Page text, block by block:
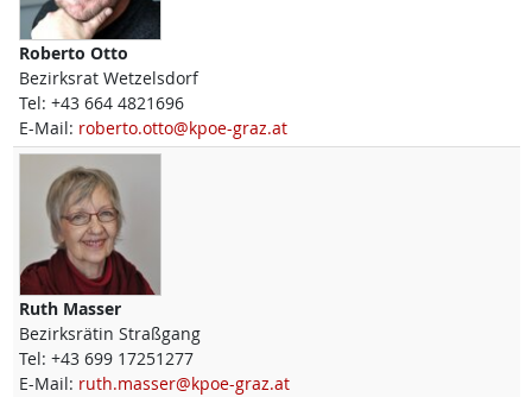
Roberto Otto
Bezirksrat Wetzelsdorf
Tel: +43 664 4821696
E-Mail: roberto.otto@kpoe-graz.at
Ruth Masser
Bezirksrätin Straßgang
Tel: +43 699 17251277
E-Mail: ruth.masser@kpoe-graz.at